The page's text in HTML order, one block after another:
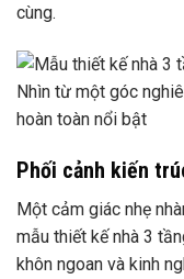
cùng.
Nhìn từ một góc
hoàn toàn nổi bật
Phối cảnh kiến
Một cảm giác nhẹ
mẫu thiết kế nhà 3
khôn ngoan và kinh